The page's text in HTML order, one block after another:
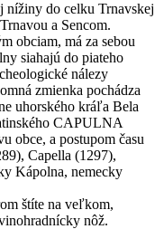
nížiny do celku Trnavskej
a Sencom.
obciam, má za sebou
siahajú do piateho
nálezy
zmienka pochádza
uhorského kráľa Bela
CAPULNA
obce, a postupom času
Capella (1297),
Kápolna, nemecky
štíte na veľkom,
nôž.